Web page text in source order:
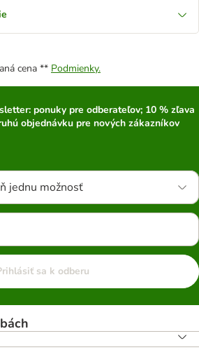
cena ** Podmienky.
ponuky pre odberateľov; 10 % zľava
objednávku pre nových zákazníkov
jednu možnosť
sa k odberu